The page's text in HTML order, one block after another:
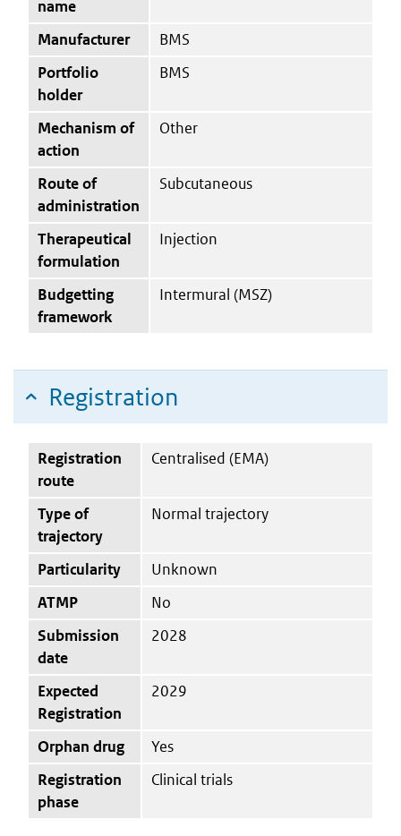
name
Manufacturer
BMS
Portfolio
holder
BMS
Mechanism of
action
Other
Route of
administration
Subcutaneous
Therapeutical
formulation
Injection
Budgetting
framework
Intermural (MSZ)
Registration
Registration
route
Centralised (EMA)
Type of
trajectory
Normal trajectory
Particularity
Unknown
ATMP
No
Submission
date
2028
Expected
Registration
2029
Orphan drug
Yes
Registration
phase
Clinical trials